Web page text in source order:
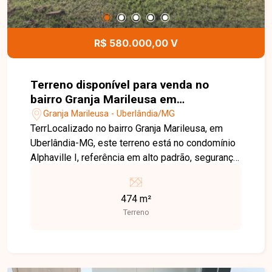
bairro Tubalina. Agende uma visita e venha
conhecer todos os detalhes deste imóvel.
R$ 580.000,00 V
Terreno disponível para venda no
bairro Granja Marileusa em
Uberlândia-MG
Granja Marileusa - Uberlândia/MG
TerrLocalizado no bairro Granja Marileusa, em
Uberlândia-MG, este terreno está no condomínio
Alphaville I, referência em alto padrão, segurança
infraestrutura completa, portaria e vigilância 24
horas, além de um clube privativo com áreas de
lazer, esportes e convivência integradas à
474 m²
Terreno